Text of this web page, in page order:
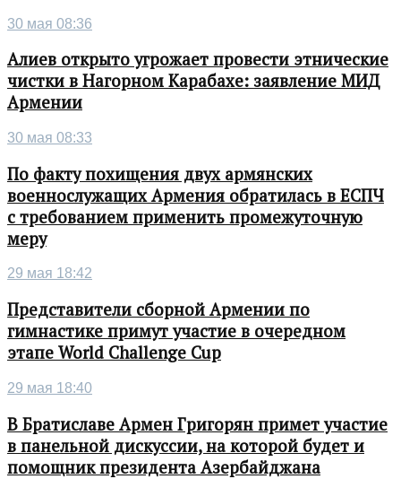
30 мая 08:36
Алиев открыто угрожает провести этнические
чистки в Нагорном Карабахе: заявление МИД
Армении
30 мая 08:33
По факту похищения двух армянских
военнослужащих Армения обратилась в ЕСПЧ
с требованием применить промежуточную
меру
29 мая 18:42
Представители сборной Армении по
гимнастике примут участие в очередном
этапе World Challenge Cup
29 мая 18:40
В Братиславе Армен Григорян примет участие
в панельной дискуссии, на которой будет и
помощник президента Азербайджана